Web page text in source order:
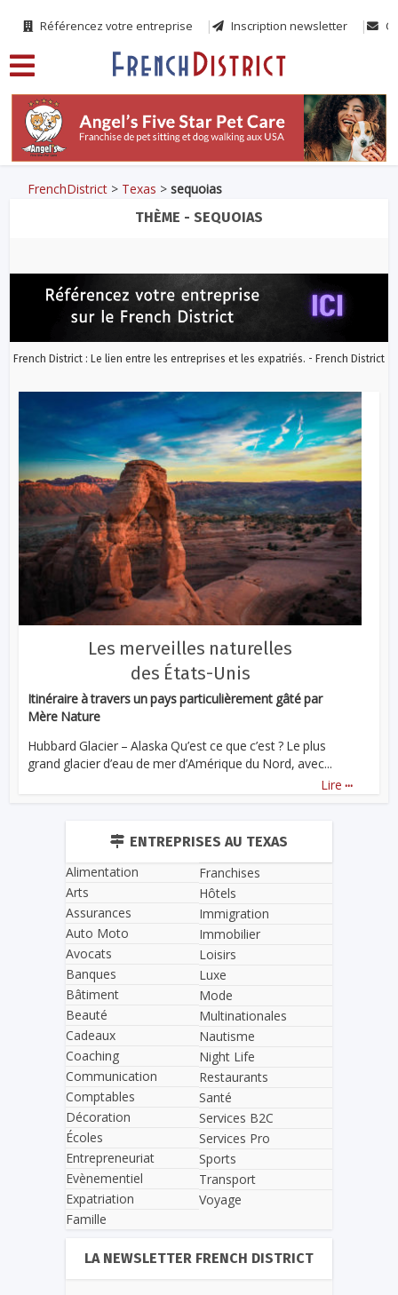
Référencez votre entreprise Inscription newsletter
FrenchDistrict > Texas >sequoias
THÈME - SEQUOIAS
French District : Le lien entre les entreprises et les expatriés. - French District
Les merveilles naturelles
des États-Unis
Itinéraire à travers un pays particulièrement gâté par
Mère Nature
Hubbard Glacier – Alaska Qu’est ce que c’est ? Le plus
grand glacier d’eau de mer d’Amérique du Nord, avec...
Lire ...
ENTREPRISES AU TEXAS
Alimentation
Arts
Assurances
Auto Moto
Avocats
Banques
Bâtiment
Beauté
Cadeaux
Coaching
Communication
Comptables
Décoration
Écoles
Entrepreneuriat
Evènementiel
Expatriation
Famille
Franchises
Hôtels
Immigration
Immobilier
Loisirs
Luxe
Mode
Multinationales
Nautisme
Night Life
Restaurants
Santé
Services B2C
Services Pro
Sports
Transport
Voyage
LA NEWSLETTER FRENCH DISTRICT